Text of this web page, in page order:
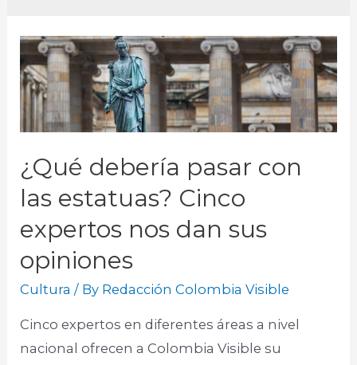
¿Qué debería pasar con
las estatuas? Cinco
expertos nos dan sus
opiniones
Cultura / By Redacción Colombia Visible
Cinco expertos en diferentes áreas a nivel
nacional ofrecen a Colombia Visible su